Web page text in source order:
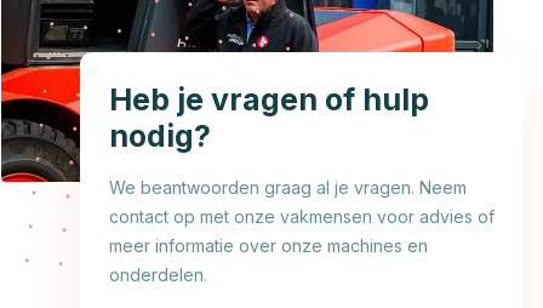
Heb je vragen of hulp
nodig?
We beantwoorden graag al je vragen. Neem
contact op met onze vakmensen voor advies of
meer informatie over onze machines en
onderdelen.